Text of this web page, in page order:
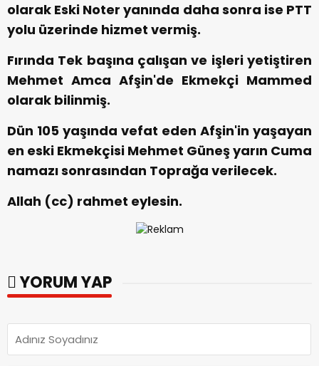
olarak Eski Noter yanında daha sonra ise PTT
yolu üzerinde hizmet vermiş.
Fırında Tek başına çalışan ve işleri yetiştiren
Mehmet Amca Afşin'de Ekmekçi Mammed
olarak bilinmiş.
Dün 105 yaşında vefat eden Afşin'in yaşayan
en eski Ekmekçisi Mehmet Güneş yarın Cuma
namazı sonrasından Toprağa verilecek.
Allah (cc) rahmet eylesin.
YORUM YAP